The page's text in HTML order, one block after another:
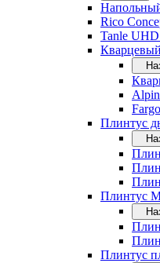
Rico
Tanle
Fargo
Плинтус
Плинтус
Плинтус